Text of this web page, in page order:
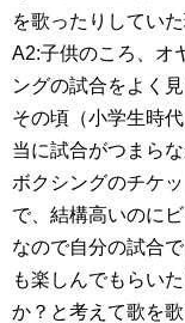
を歌ったりしてい
A2:子供のころ、オ
ングの試合をよく
その頃（小学生時
当に試合がつまらな
ボクシングのチケ
で、結構高いのに
なので自分の試合
も楽しんでもらい
か？と考えて歌を